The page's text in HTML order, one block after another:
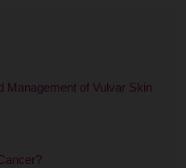
Management of Vulvar Skin